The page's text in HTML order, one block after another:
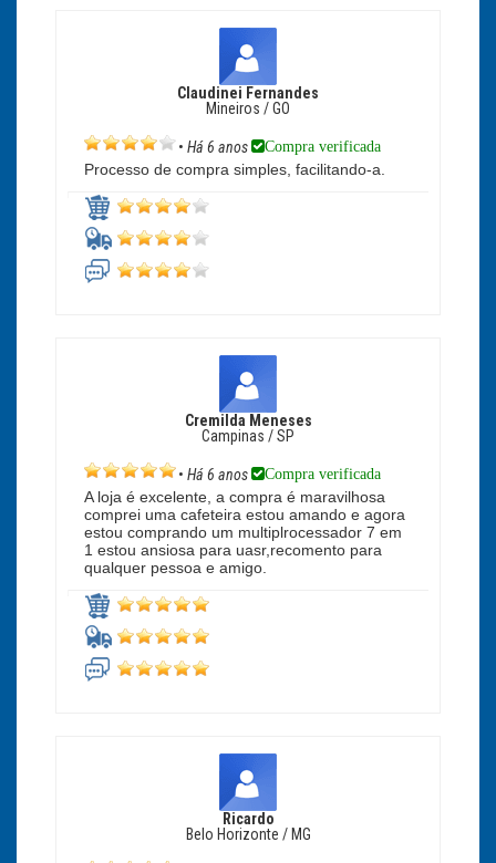
Claudinei Fernandes
Mineiros / GO
• Há 6 anos Compra verificada
Processo de compra simples, facilitando-a.
Cremilda Meneses
Campinas / SP
• Há 6 anos Compra verificada
A loja é excelente, a compra é maravilhosa
comprei uma cafeteira estou amando e agora
estou comprando um multiplrocessador 7 em
1 estou ansiosa para uasr,recomento para
qualquer pessoa e amigo.
Ricardo
Belo Horizonte / MG